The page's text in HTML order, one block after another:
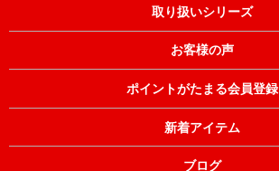
取り扱いシリーズ
お客様の声
ポイントがたまる会員登録
新着アイテム
ブログ